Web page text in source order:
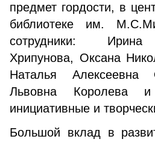
предмет гордости, в
библиотеке им.
сотрудники: Ирина
Хрипунова, Оксана
Наталья Алексеевна
Львовна Королева
инициативные и
Большой вклад в